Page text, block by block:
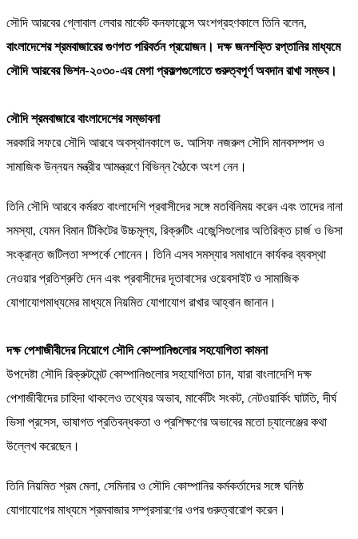
সৌদি আরবের গ্লোবাল লেবার মার্কেট কনফারেন্সে অংশগ্রহণকালে তিনি বলেন,
বাংলাদেশের শ্রমবাজারের গুণগত পরিবর্তন প্রয়োজন। দক্ষ জনশক্তি রপ্তানির মাধ্যমে
সৌদি আরবের ভিশন-২০৩০-এর মেগা প্রকল্পগুলোতে গুরুত্বপূর্ণ অবদান রাখা সম্ভব।
সৌদি শ্রমবাজারে বাংলাদেশের সম্ভাবনা
সরকারি সফরে সৌদি আরবে অবস্থানকালে ড. আসিফ নজরুল সৌদি মানবসম্পদ ও
সামাজিক উন্নয়ন মন্ত্রীর আমন্ত্রণে বিভিন্ন বৈঠকে অংশ নেন।
তিনি সৌদি আরবে কর্মরত বাংলাদেশি প্রবাসীদের সঙ্গে মতবিনিময় করেন এবং তাদের নানা
সমস্যা, যেমন বিমান টিকিটের উচ্চমূল্য, রিক্রুটিং এজেন্সিগুলোর অতিরিক্ত চার্জ ও ভিসা
সংক্রান্ত জটিলতা সম্পর্কে শোনেন। তিনি এসব সমস্যার সমাধানে কার্যকর ব্যবস্থা
নেওয়ার প্রতিশ্রুতি দেন এবং প্রবাসীদের দূতাবাসের ওয়েবসাইট ও সামাজিক
যোগাযোগমাধ্যমের মাধ্যমে নিয়মিত যোগাযোগ রাখার আহ্বান জানান।
দক্ষ পেশাজীবীদের নিয়োগে সৌদি কোম্পানিগুলোর সহযোগিতা কামনা
উপদেষ্টা সৌদি রিক্রুটমেন্ট কোম্পানিগুলোর সহযোগিতা চান, যারা বাংলাদেশি দক্ষ
পেশাজীবীদের চাহিদা থাকলেও তথ্যের অভাব, মার্কেটিং সংকট, নেটওয়ার্কিং ঘাটতি, দীর্ঘ
ভিসা প্রসেস, ভাষাগত প্রতিবন্ধকতা ও প্রশিক্ষণের অভাবের মতো চ্যালেঞ্জের কথা
উল্লেখ করেছেন।
তিনি নিয়মিত শ্রম মেলা, সেমিনার ও সৌদি কোম্পানির কর্মকর্তাদের সঙ্গে ঘনিষ্ঠ
যোগাযোগের মাধ্যমে শ্রমবাজার সম্প্রসারণের ওপর গুরুত্বারোপ করেন।